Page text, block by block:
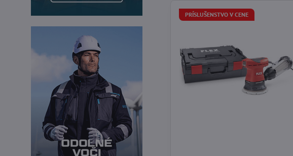
PRÍSLUŠENSTVO V CENE